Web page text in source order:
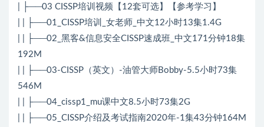
| ├──03 CISSP培训视频【12套可选】【参考学习】
| | ├──01_CISSP培训_女老师_中文12小时13集1.4G
| | ├──02_黑客&信息安全CISSP速成班_中文171分钟18集
192M
| | ├──03-CISSP（英文）-油管大师Bobby-5.5小时73集
546M
| | ├──04_cissp1_mu课中文8.5小时73集2G
| | ├──05_CISSP介绍及考试指南2020年-1集43分钟164M